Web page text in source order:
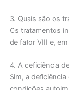
3. Quais são os
Os tratamentos
de fator VIII e,
4. A deficiência
Sim, a